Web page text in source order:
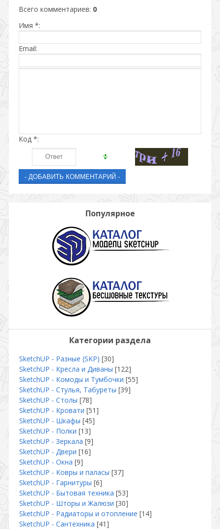
Всего комментариев: 0
Имя *:
Email:
Код *:
Популярное
Категории раздела
SketchUP - Разные (SKP) [30]
SketchUP - Кресла и Диваны [122]
SketchUP - Комоды и Тумбочки [55]
SketchUP - Стулья, Табуреты [39]
SketchUP - Столы [78]
SketchUP - Кровати [51]
SketchUP - Шкафы [45]
SketchUP - Полки [13]
SketchUP - Зеркала [9]
SketchUP - Двери [16]
SketchUP - Окна [9]
SketchUP - Ковры и паласы [37]
SketchUP - Гарнитуры [6]
SketchUP - Бытовая техника [53]
SketchUP - Шторы и Жалюзи [30]
SketchUP - Радиаторы и отопление [14]
SketchUP - Сантехника [41]